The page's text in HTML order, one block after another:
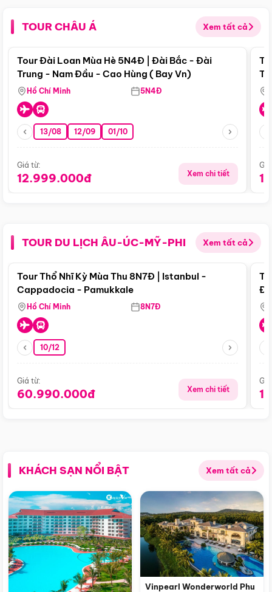
TOUR CHÂU Á Xem tất cả
Điểm nổi bật
Tour Đài Loan Mùa Hè 5N4Đ | Đài Bắc - Đài
Trung - Nam Đầu - Cao Hùng ( Bay Vn)
Hồ Chí Minh 5N4Đ
13/08 12/09 01/10
Giá từ:
12.999.000đ Xem chi tiết
TOUR DU LỊCH ÂU-ÚC-MỸ-PHI Xem tất cả
Điểm nổi bật
Tour Thổ Nhĩ Kỳ Mùa Thu 8N7Đ | Istanbul -
Cappadocia - Pamukkale
Hồ Chí Minh 8N7Đ
10/12
Giá từ:
60.990.000đ Xem chi tiết
KHÁCH SẠN NỔI BẬT Xem tất cả
Vinpearl Wonderworld Phu